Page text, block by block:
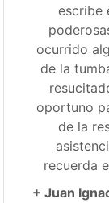
escribe
ocurrido
de la
oportuno
de la
recuerda
+ Juan